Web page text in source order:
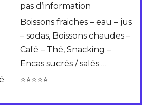
pas d’information
Boissons fraiches – eau – jus
– sodas, Boissons chaudes –
Café – Thé, Snacking –
Encas sucrés / salés …
⭐⭐⭐⭐⭐